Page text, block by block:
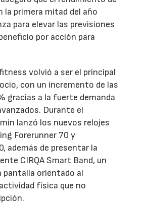
la primera mitad del año
para elevar las previsiones
por acción para
volvió a ser el principal
con un incremento de las
gracias a la fuerte demanda
Durante el
lanzó los nuevos relojes
Forerunner 70 y
además de presentar la
CIRQA Smart Band, un
orientado al
física que no